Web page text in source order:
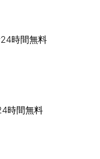
時間無料
時間無料